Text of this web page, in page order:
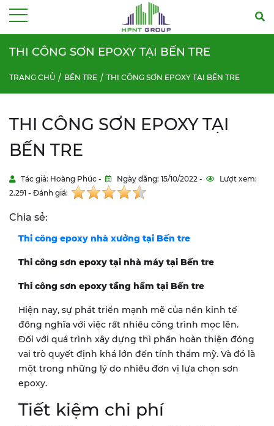
THI CÔNG SƠN EPOXY TẠI BẾN TRE
TRANG CHỦ BẾN TRE THI CÔNG SƠN EPOXY TẠI BẾN TRE
THI CÔNG SƠN EPOXY TẠI
BẾN TRE
Tác giả: Hoàng Phúc - Ngày đăng: 15/10/2022 -
Lượt xem:
2.291 - Đánh giá:
Chia sẻ:
Thi công epoxy nhà xưởng tại Bến tre
Thi công sơn epoxy tại nhà máy tại Bến tre
Thi công sơn epoxy tầng hầm tại Bến tre
Hiện nay, sự phát triển mạnh mẽ của nền kinh tế
đồng nghĩa với việc rất nhiều công trình mọc lên.
Đối với quá trình xây dựng thì phần hoàn thiện đóng
vai trò quyết định khá lớn đến tính thẩm mỹ. Và đó là
một trong những lý do nhiều đơn vị lựa chọn sơn
epoxy.
Tiết kiệm chi phí